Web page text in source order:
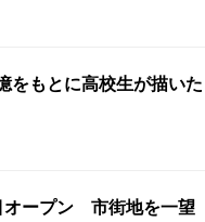
をもとに高校生が描いた
オープン 市街地を一望